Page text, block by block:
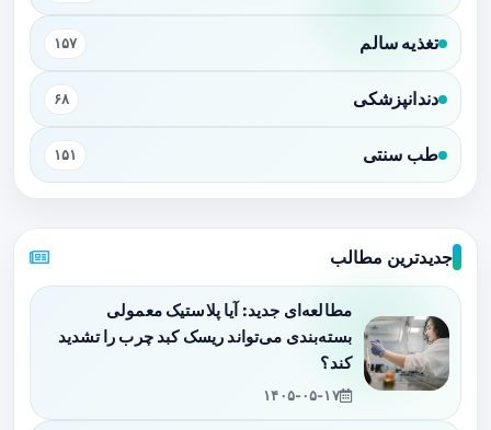
تغذیه سالم ۱۵۷
دندانپزشکی ۶۸
طب سنتی ۱۵۱
جدیدترین مطالب
مطالعه‌ای جدید: آیا پلاستیک معمولی
بسته‌بندی می‌تواند ریسک کبد چرب را تشدید
کند؟
۱۴۰۵-۰۵-۱۷